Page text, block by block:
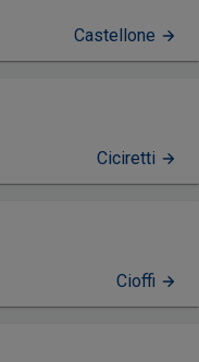
Castellone
Ciciretti
Cioffi